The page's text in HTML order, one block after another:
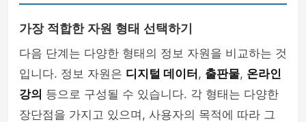
가장 적합한 자원 형태 선택하기
다음 단계는 다양한 형태의 정보 자원을 비교하는 것
입니다. 정보 자원은 디지털 데이터 , 출판물, 온라인
강의 등으로 구성될 수 있습니다. 각 형태는 다양한
장단점을 가지고 있으며, 사용자의 목적에 따라 그